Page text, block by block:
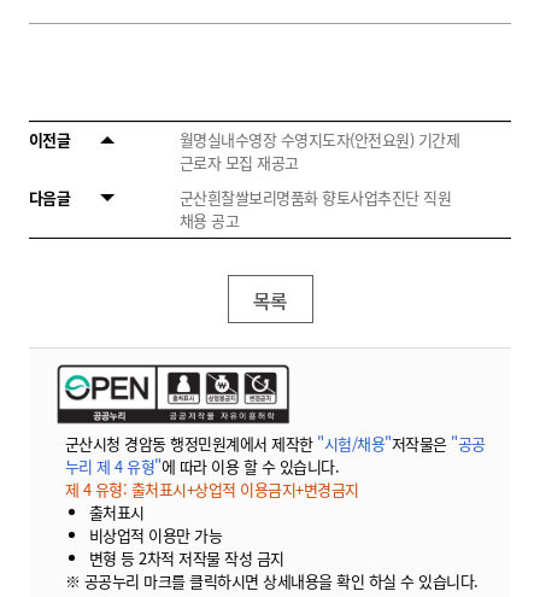
이전글
월명실내수영장 수영지도자(안전요원) 기간제
근로자 모집 재공고
다음글
군산흰찰쌀보리명품화 향토사업추진단 직원
채용 공고
목록
군산시청 경암동 행정민원계에서 제작한 "시험/채용"저작물은 "공공
누리 제 4 유형"에 따라 이용 할 수 있습니다.
제 4 유형: 출처표시+상업적 이용금지+변경금지
출처표시
비상업적 이용만 가능
변형 등 2차적 저작물 작성 금지
※ 공공누리 마크를 클릭하시면 상세내용을 확인 하실 수 있습니다.